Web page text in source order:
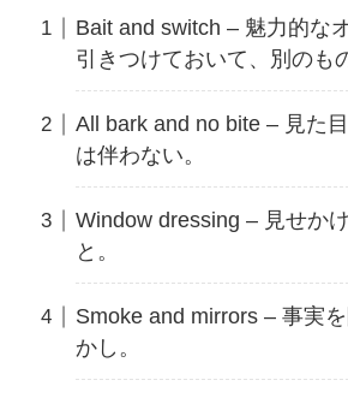
Bait and switch – 魅力的な
引きつけておいて、別のも
All bark and no bite – 見た
は伴わない。
Window dressing – 見せか
と。
Smoke and mirrors – 事実
かし。